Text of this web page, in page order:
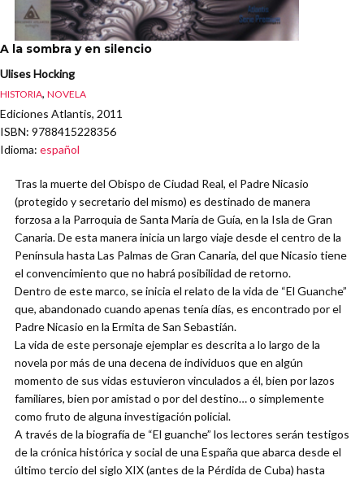
A la sombra y en silencio
Ulises Hocking
HISTORIA, NOVELA
Ediciones Atlantis, 2011
ISBN: 9788415228356
Idioma: español
Tras la muerte del Obispo de Ciudad Real, el Padre Nicasio
(protegido y secretario del mismo) es destinado de manera
forzosa a la Parroquia de Santa María de Guía, en la Isla de Gran
Canaria. De esta manera inicia un largo viaje desde el centro de la
Península hasta Las Palmas de Gran Canaria, del que Nicasio tiene
el convencimiento que no habrá posibilidad de retorno.
Dentro de este marco, se inicia el relato de la vida de “El Guanche”
que, abandonado cuando apenas tenía días, es encontrado por el
Padre Nicasio en la Ermita de San Sebastián.
La vida de este personaje ejemplar es descrita a lo largo de la
novela por más de una decena de individuos que en algún
momento de sus vidas estuvieron vinculados a él, bien por lazos
familiares, bien por amistad o por del destino… o simplemente
como fruto de alguna investigación policial.
A través de la biografía de “El guanche” los lectores serán testigos
de la crónica histórica y social de una España que abarca desde el
último tercio del siglo XIX (antes de la Pérdida de Cuba) hasta